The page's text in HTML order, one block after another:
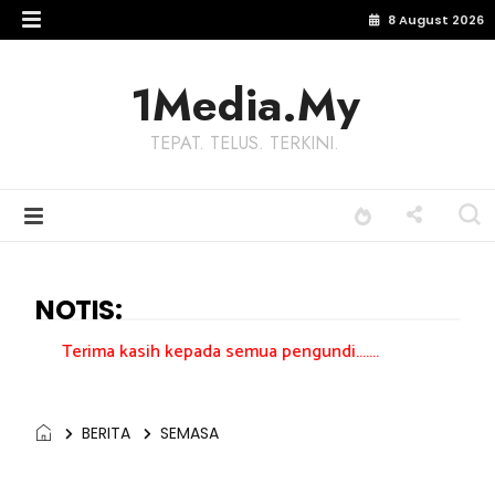
8 August 2026
1Media.My
TEPAT. TELUS. TERKINI.
NOTIS:
kepada semua pengundi.......
BERITA SEMASA